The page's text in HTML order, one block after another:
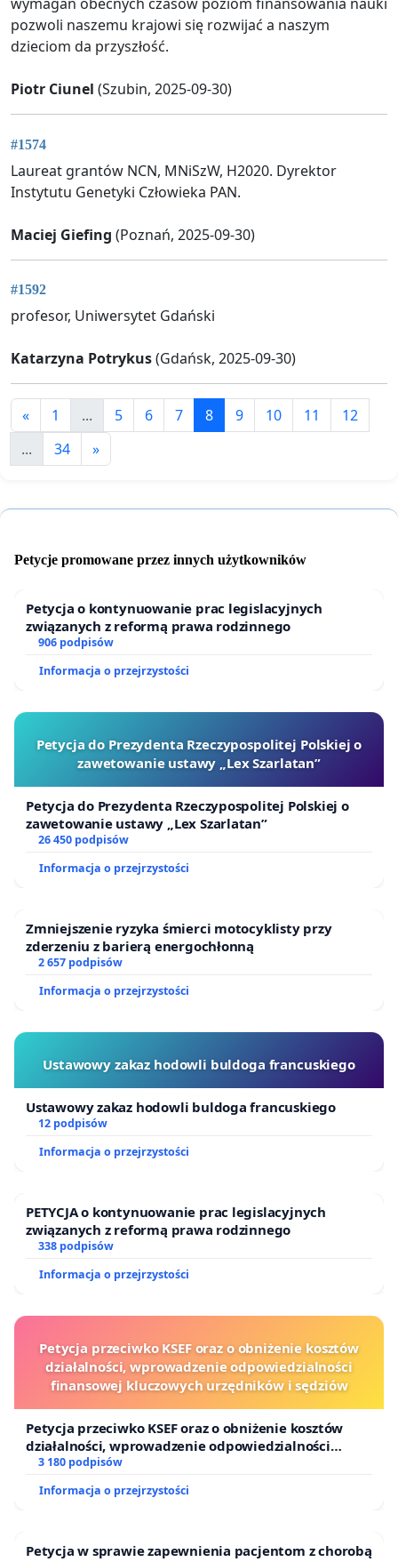
pozwoli naszemu krajowi się rozwijać a naszym
dzieciom da przyszłość.
Piotr Ciunel (Szubin, 2025-09-30)
#1574
Laureat grantów NCN, MNiSzW, H2020. Dyrektor
Instytutu Genetyki Człowieka PAN.
Maciej Giefing (Poznań, 2025-09-30)
#1592
profesor, Uniwersytet Gdański
Katarzyna Potrykus(Gdańsk, 2025-09-30)
« 1 ... 5 6 7 8 9 10 11
12
...
34 »
Petycje promowane przez innych użytkowników
Petycja o kontynuowanie prac legislacyjnych
związanych z reformą prawa rodzinnego
906 podpisów
Informacja o przejrzystości
Petycja do Prezydenta Rzeczypospolitej Polskiej o
zawetowanie ustawy „Lex Szarlatan”
Petycja do Prezydenta Rzeczypospolitej Polskiej o
zawetowanie ustawy „Lex Szarlatan”
26 450 podpisów
Informacja o przejrzystości
Zmniejszenie ryzyka śmierci motocyklisty przy
zderzeniu z barierą energochłonną
2 657 podpisów
Informacja o przejrzystości
Ustawowy zakaz hodowli buldoga francuskiego
Ustawowy zakaz hodowli buldoga francuskiego
12 podpisów
Informacja o przejrzystości
PETYCJA o kontynuowanie prac legislacyjnych
związanych z reformą prawa rodzinnego
338 podpisów
Informacja o przejrzystości
Petycja przeciwko KSEF oraz o obniżenie kosztów
działalności, wprowadzenie odpowiedzialności
finansowej kluczowych urzędników i sędziów
Petycja przeciwko KSEF oraz o obniżenie kosztów
działalności, wprowadzenie odpowiedzialności
finansowej kluczowych urzędników i sędziów
3 180 podpisów
Informacja o przejrzystości
Petycja w sprawie zapewnienia pacjentom z chorobą